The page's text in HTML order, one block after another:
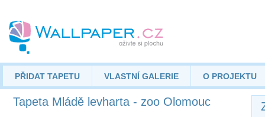
PŘIDAT TAPETU VLASTNÍ GALERIE O PROJEKTU
Tapeta Mládě levharta - zoo Olomouc